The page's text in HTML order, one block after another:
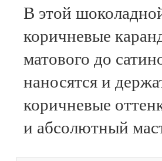
В этой
коричневые
матового до
наносятся и
коричневые
и абсолютный